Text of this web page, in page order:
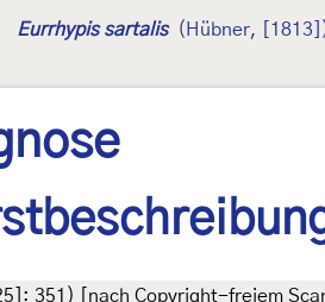
Eurrhypis sartalis (Hübner,
351) [nach Copyright-freiem